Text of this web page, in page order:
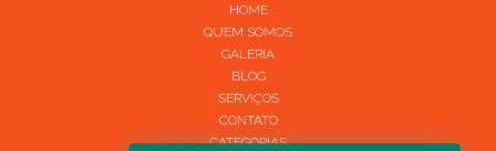
HOME
QUEM SOMOS
GALERIA
BLOG
SERVIÇOS
CONTATO
CATEGORIAS